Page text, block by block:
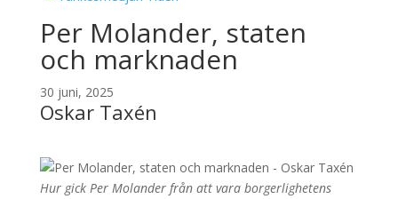
Per Molander, staten
och marknaden
30 juni, 2025
Oskar Taxén
Hur gick Per Molander från att vara borgerlighetens